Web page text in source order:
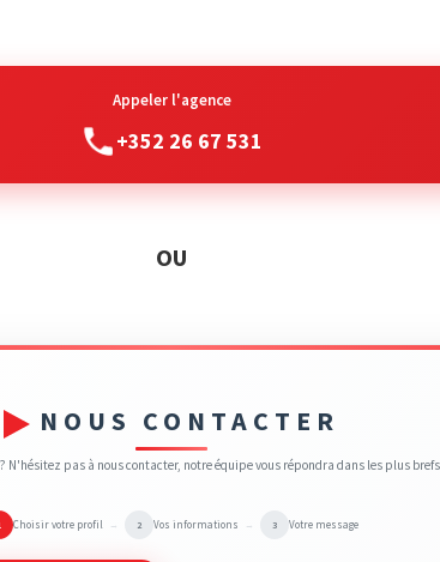
Appeler l'agence
+352 26 67 531
OU
NOUS CONTACTER
N'hésitez pas à nous contacter, notre équipe vous répondra dans les plus
Choisir votre profil → 2 Vos informations → 3 Votre message